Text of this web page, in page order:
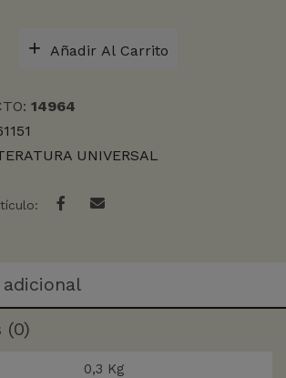
Añadir Al Carrito
14964
UNIVERSAL
(0)
0,3 Kg